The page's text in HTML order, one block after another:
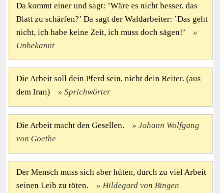
Da kommt einer und sagt: ’Wäre es nicht besser, das
Blatt zu schärfen?’ Da sagt der Waldarbeiter: ’Das geht
nicht, ich habe keine Zeit, ich muss doch sägen!’
Unbekannt
Die Arbeit soll dein Pferd sein, nicht dein Reiter. (aus
dem Iran)
Sprichwörter
Die Arbeit macht den Gesellen.
Johann Wolfgang
von Goethe
Der Mensch muss sich aber hüten, durch zu viel Arbeit
seinen Leib zu töten.
Hildegard von Bingen